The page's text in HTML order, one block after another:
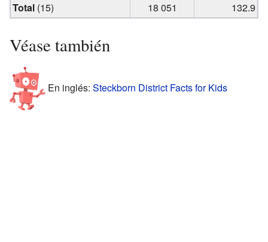
Total (15) 18 051 132.9
Véase también
En inglés: Steckborn District Facts for Kids